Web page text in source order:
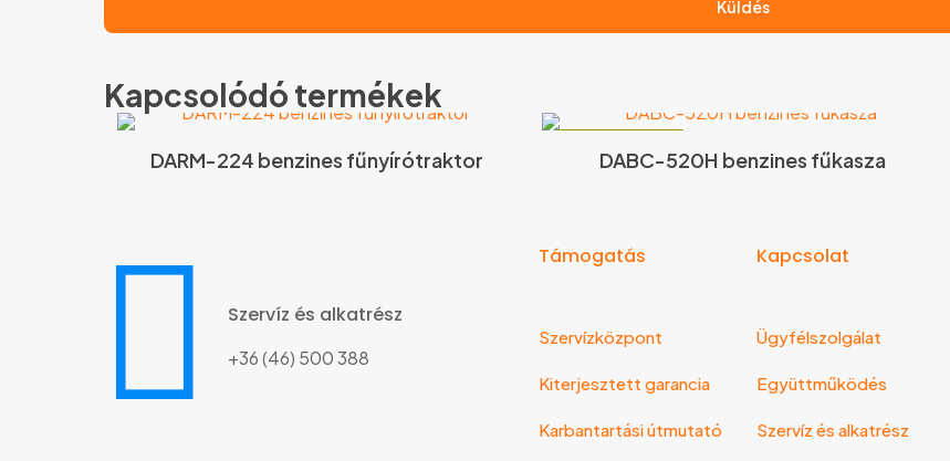
Kapcsolódó termékek
DARM-224 benzines fűnyírótraktor DABC-520H benzines fűkasza
Szervíz és alkatrész
+36 (46) 500 388
Támogatás
Szervízközpont
Kiterjesztett garancia
Karbantartási útmutató
Kapcsolat
Ügyfélszolgálat
Együttműködés
Szervíz és alkatrész